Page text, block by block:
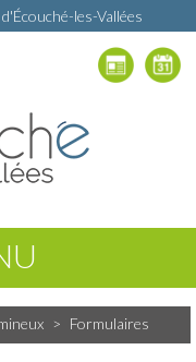
les-Vallées
> Formulaires